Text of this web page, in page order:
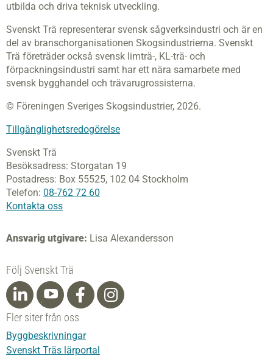
utbilda och driva teknisk utveckling.
Svenskt Trä representerar svensk sågverksindustri och är en
del av branschorganisationen Skogsindustrierna. Svenskt
Trä företräder också svensk limträ-, KL-trä- och
förpackningsindustri samt har ett nära samarbete med
svensk bygghandel och trävarugrossisterna.
© Föreningen Sveriges Skogsindustrier, 2026.
Tillgänglighetsredogörelse
Svenskt Trä
Besöksadress: Storgatan 19
Postadress: Box 55525, 102 04 Stockholm
Telefon: 08-762 72 60
Kontakta oss
Ansvarig utgivare: Lisa Alexandersson
Följ Svenskt Trä
Fler siter från oss
Byggbeskrivningar
Svenskt Träs lärportal